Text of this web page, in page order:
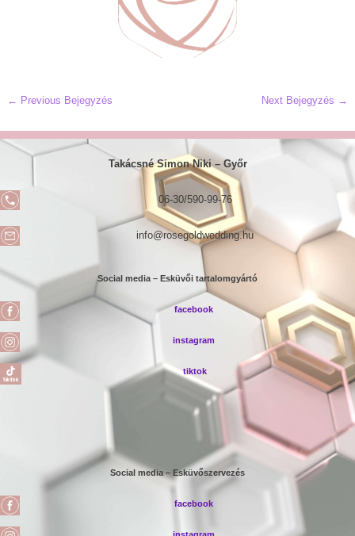
Post
← Previous Bejegyzés Next Bejegyzés →
Takácsné Simon Niki – Győr
06-30/590-99-76
info@rosegoldwedding.hu
Social media – Esküvői tartalomgyártó
facebook
instagram
tiktok
Social media – Esküvőszervezés
facebook